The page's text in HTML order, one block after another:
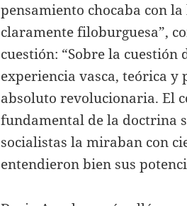
pensamiento chocaba con
claramente filoburguesa”,
cuestión: “Sobre la
experiencia vasca, teórica
absoluto revolucionaria. El
fundamental de la doctrina
socialistas la miraban con
entendieron bien sus